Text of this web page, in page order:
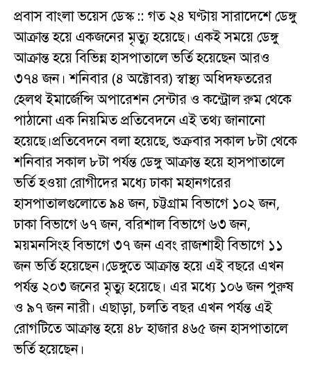
প্রবাস বাংলা ভয়েস ডেস্ক :: গত ২৪ ঘণ্টায় সারাদেশে ডেঙ্গু
আক্রান্ত হয়ে একজনের মৃত্যু হয়েছে। একই সময়ে ডেঙ্গু
আক্রান্ত হয়ে বিভিন্ন হাসপাতালে ভর্তি হয়েছেন আরও
৩৭৪ জন। শনিবার (৪ অক্টোবর) স্বাস্থ্য অধিদফতরের
হেলথ ইমার্জেন্সি অপারেশন সেন্টার ও কন্ট্রোল রুম থেকে
পাঠানো এক নিয়মিত প্রতিবেদনে এই তথ্য জানানো
হয়েছে।প্রতিবেদনে বলা হয়েছে, শুক্রবার সকাল ৮টা থেকে
শনিবার সকাল ৮টা পর্যন্ত ডেঙ্গু আক্রান্ত হয়ে হাসপাতালে
ভর্তি হওয়া রোগীদের মধ্যে ঢাকা মহানগরের
হাসপাতালগুলোতে ৯৪ জন, চট্টগ্রাম বিভাগে ১০২ জন,
ঢাকা বিভাগে ৬৭ জন, বরিশাল বিভাগে ৬৩ জন,
ময়মনসিংহ বিভাগে ৩৭ জন এবং রাজশাহী বিভাগে ১১
জন ভর্তি হয়েছেন।ডেঙ্গুতে আক্রান্ত হয়ে এই বছরে এখন
পর্যন্ত ২০৩ জনের মৃত্যু হয়েছে। এর মধ্যে ১০৬ জন পুরুষ
ও ৯৭ জন নারী। এছাড়া, চলতি বছর এখন পর্যন্ত এই
রোগটিতে আক্রান্ত হয়ে ৪৮ হাজার ৪৬৫ জন হাসপাতালে
ভর্তি হয়েছেন।